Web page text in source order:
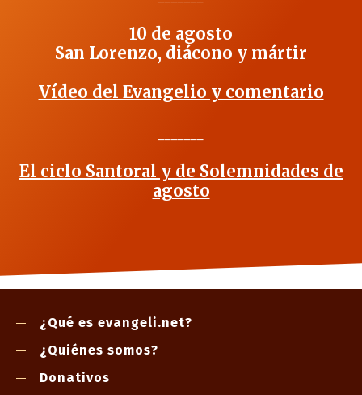
10 de agosto
San Lorenzo, diácono y mártir
Vídeo del Evangelio y comentario
El ciclo Santoral y de Solemnidades de
agosto
¿Qué es evangeli.net?
¿Quiénes somos?
Donativos